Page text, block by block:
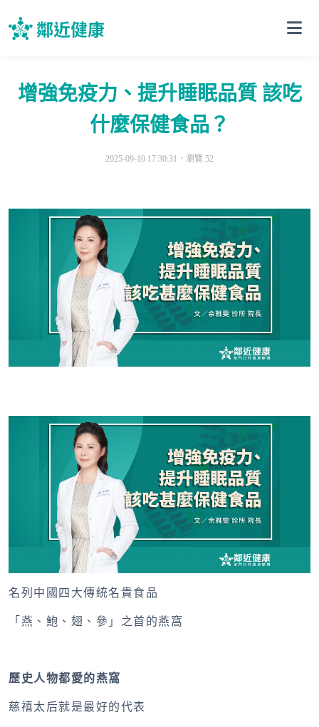
增強免疫力、提升睡眠品質 該吃
什麼保健食品？
2025-09-10 17:30:31． 瀏覽 52
名列中國四大傳統名貴食品
「燕、鮑、翅、參」之首的燕窩
歷史人物都愛的燕窩
慈禧太后就是最好的代表